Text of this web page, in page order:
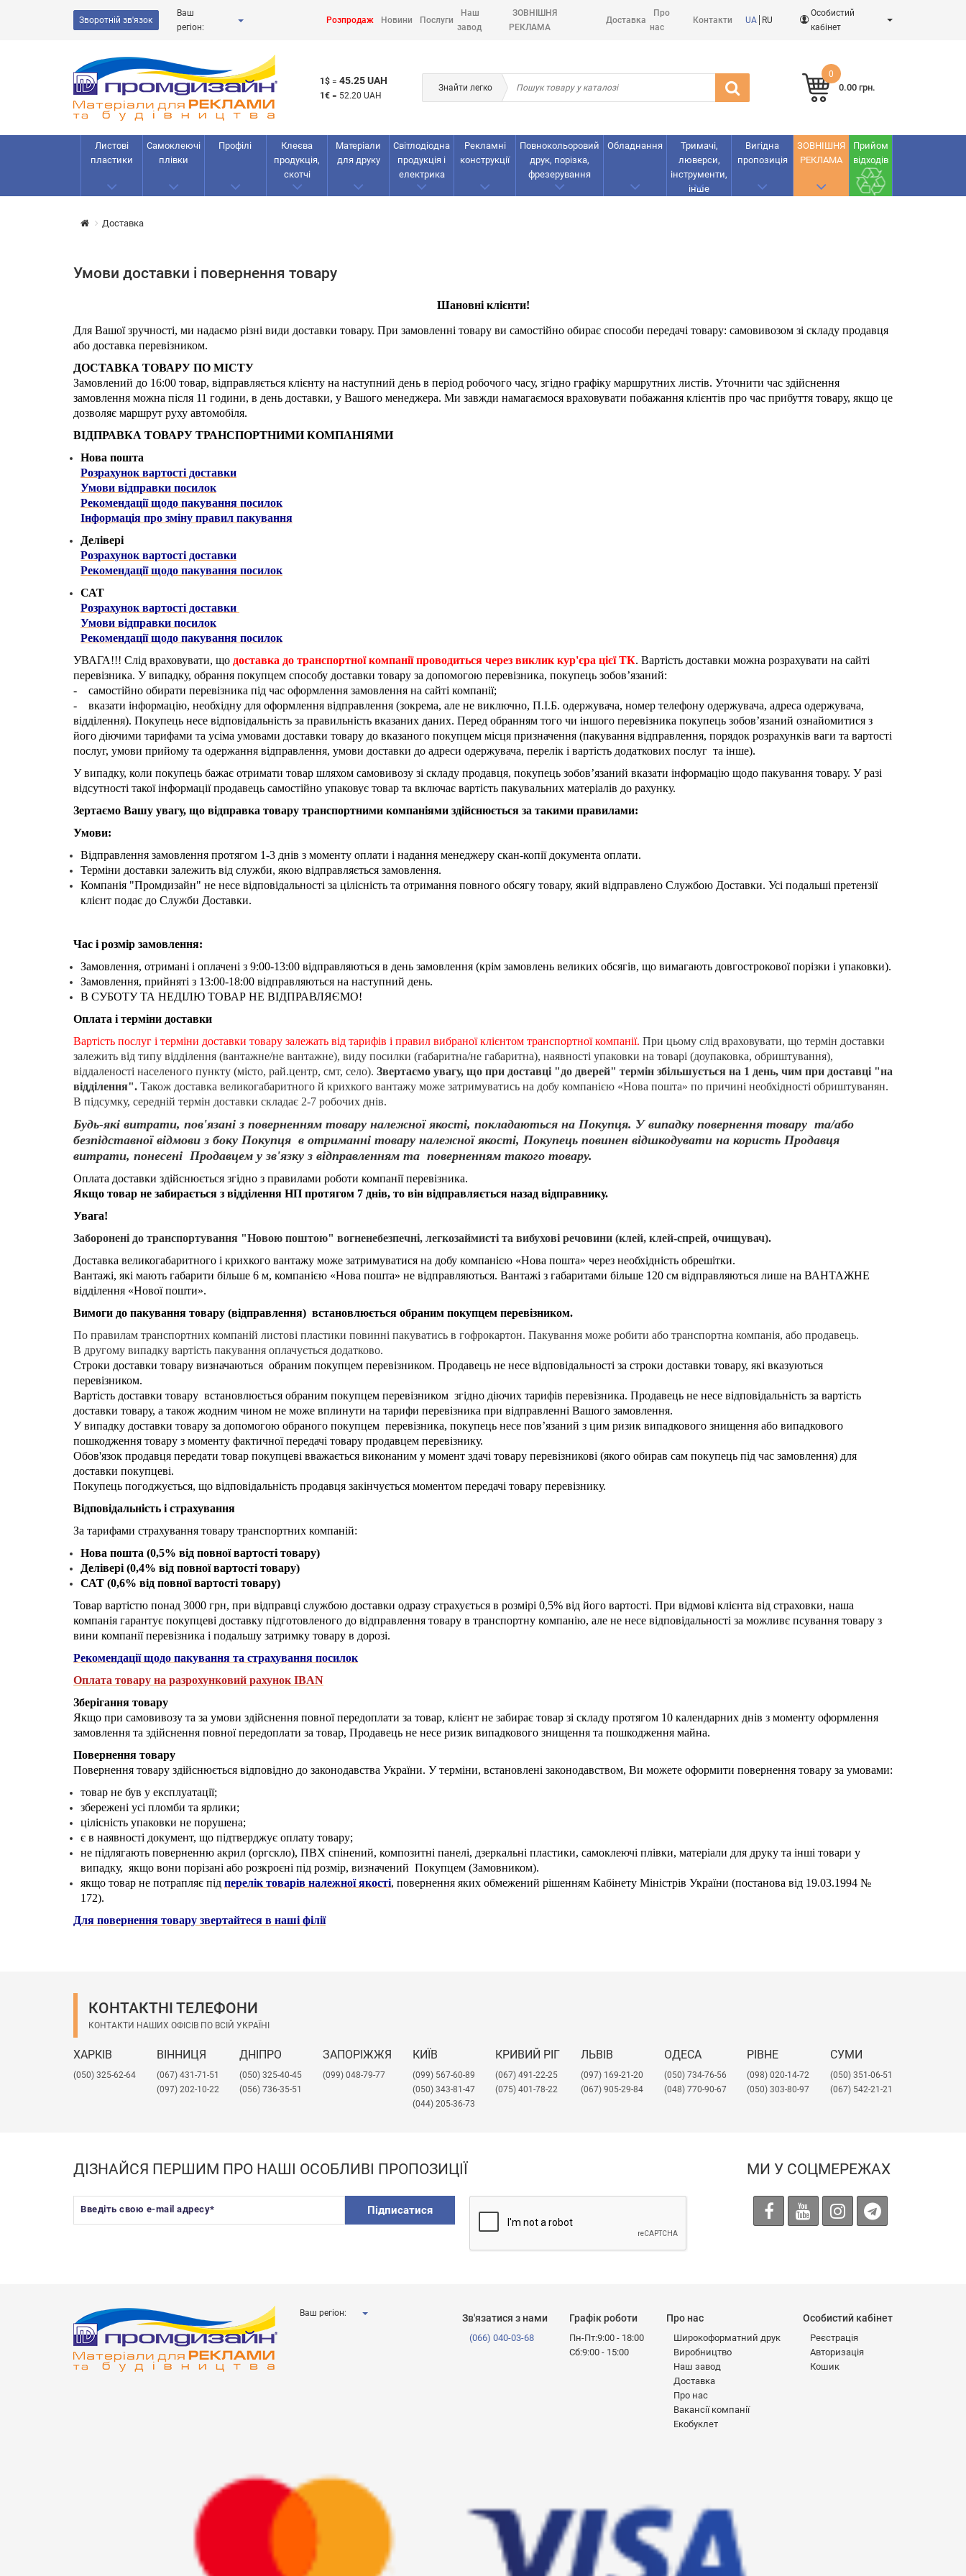
Зворотній зв'язок
Ваш
регіон:
Розпродаж Новини Послуги
Наш
завод
ЗОВНІШНЯ
РЕКЛАМА
Доставка
Про
нас
Контакти UA RU
Особистий
кабінет
1$= 45.25 UAH
1€= 52.20 UAH
Знайти легко
0
0.00 грн.
Листові
пластики
Самоклеючі
плівки
Профілі
Клеєва
продукція,
скотчі
Матеріали
для друку
Світлодіодна
продукція і
електрика
Рекламнi
конструкції
Повнокольоровий
друк, порізка,
фрезерування
Обладнання
Тримачі,
люверси,
інструменти,
інше
Вигідна
пропозиція
ЗОВНІШНЯ
РЕКЛАМА
Прийом
відходів
Доставка
Умови доставки і повернення товару
Шановні клієнти!
Для Вашої зручності, ми надаємо різні види доставки товару. При замовленні товару ви самостійно обирає способи передачі товару: самовивозом зі складу продавця
або доставка перевізником.
ДОСТАВКА ТОВАРУ ПО МІСТУ
Замовлений до 16:00 товар, відправляється клієнту на наступний день в період робочого часу, згідно графіку маршрутних листів. Уточнити час здійснення
замовлення можна після 11 години, в день доставки, у Вашого менеджера. Ми завжди намагаємося враховувати побажання клієнтів про час прибуття товару, якщо це
дозволяє маршрут руху автомобіля.
ВІДПРАВКА ТОВАРУ ТРАНСПОРТНИМИ КОМПАНІЯМИ
Нова пошта
Розрахунок вартості доставки
Умови відправки посилок
Рекомендації щодо пакування посилок
Інформація про зміну правил пакування
Делівері
Розрахунок вартості доставки
Рекомендації щодо пакування посилок
САТ
Розрахунок вартості доставки
Умови відправки посилок
Рекомендації щодо пакування посилок
УВАГА!!! Слід враховувати, що доставка до транспортної компанії проводиться через виклик кур'єра цієї ТК. Вартість доставки можна розрахувати на сайті
перевізника. У випадку, обрання покупцем способу доставки товару за допомогою перевізника, покупець зобов’язаний:
- самостійно обирати перевізника під час оформлення замовлення на сайті компанії;
- вказати інформацію, необхідну для оформлення відправлення (зокрема, але не виключно, П.І.Б. одержувача, номер телефону одержувача, адреса одержувача,
відділення). Покупець несе відповідальність за правильність вказаних даних. Перед обранням того чи іншого перевізника покупець зобов’язаний ознайомитися з
його діючими тарифами та усіма умовами доставки товару до вказаного покупцем місця призначення (пакування відправлення, порядок розрахунків ваги та вартості
послуг, умови прийому та одержання відправлення, умови доставки до адреси одержувача, перелік і вартість додаткових послуг та інше).
У випадку, коли покупець бажає отримати товар шляхом самовивозу зі складу продавця, покупець зобов’язаний вказати інформацію щодо пакування товару. У разі
відсутності такої інформації продавець самостійно упаковує товар та включає вартість пакувальних матеріалів до рахунку.
Зертаємо Вашу увагу, що відправка товару транспортними компаніями здійснюється за такими правилами:
Умови:
Відправлення замовлення протягом 1-3 днів з моменту оплати і надання менеджеру скан-копії документа оплати.
Терміни доставки залежить від служби, якою відправляється замовлення.
Компанія "Промдизайн" не несе відповідальності за цілісність та отримання повного обсягу товару, який відправлено Службою Доставки. Усі подальші претензії
клієнт подає до Служби Доставки.
Час і розмір замовлення:
Замовлення, отримані і оплачені з 9:00-13:00 відправляються в день замовлення (крім замовлень великих обсягів, що вимагають довгострокової порізки і упаковки).
Замовлення, прийняті з 13:00-18:00 відправляються на наступний день.
В СУБОТУ ТА НЕДІЛЮ ТОВАР НЕ ВІДПРАВЛЯЄМО!
Оплата і терміни доставки
Вартість послуг і терміни доставки товару залежать від тарифів і правил вибраної клієнтом транспортної компанії. При цьому слід враховувати, що термін доставки
залежить від типу відділення (вантажне/не вантажне), виду посилки (габаритна/не габаритна), наявності упаковки на товарі (доупаковка, обриштування),
віддаленості населеного пункту (місто, рай.центр, смт, село). Звертаємо увагу, що при доставці "до дверей" термін збільшується на 1 день, чим при доставці "на
відділення". Також доставка великогабаритного й крихкого вантажу може затримуватись на добу компанією «Нова пошта» по причині необхідності обриштуванян.
В підсумку, середній термін доставки складає 2-7 робочих днів.
Будь-які витрати, пов'язані з поверненням товару належної якості, покладаються на Покупця. У випадку повернення товару та/або
безпідставної відмови з боку Покупця в отриманні товару належної якості, Покупець повинен відшкодувати на користь Продавця
витрати, понесені Продавцем у зв'язку з відправленням та поверненням такого товару.
Оплата доставки здійснюється згідно з правилами роботи компанії перевізника.
Якщо товар не забирається з відділення НП протягом 7 днів, то він відправляється назад відправнику.
Увага!
Заборонені до транспортування "Новою поштою" вогненебезпечні, легкозаймисті та вибухові речовини (клей, клей-спрей, очищувач).
Доставка великогабаритного і крихкого вантажу може затримуватися на добу компанією «Нова пошта» через необхідність обрешітки.
Вантажі, які мають габарити більше 6 м, компанією «Нова пошта» не відправляються. Вантажі з габаритами більше 120 см відправляються лише на ВАНТАЖНЕ
відділення «Нової пошти».
Вимоги до пакування товару (відправлення) встановлюється обраним покупцем перевізником.
По правилам транспортних компаній листові пластики повинні пакуватись в гофрокартон. Пакування може робити або транспортна компанія, або продавець.
В другому випадку вартість пакування оплачується додатково.
Строки доставки товару визначаються обраним покупцем перевізником. Продавець не несе відповідальності за строки доставки товару, які вказуються
перевізником.
Вартість доставки товару встановлюється обраним покупцем перевізником згідно діючих тарифів перевізника. Продавець не несе відповідальність за вартість
доставки товару, а також жодним чином не може вплинути на тарифи перевізника при відправленні Вашого замовлення.
У випадку доставки товару за допомогою обраного покупцем перевізника, покупець несе повʼязаний з цим ризик випадкового знищення або випадкового
пошкодження товару з моменту фактичної передачі товару продавцем перевізнику.
Обов'язок продавця передати товар покупцеві вважається виконаним у момент здачі товару перевізникові (якого обирав сам покупець під час замовлення) для
доставки покупцеві.
Покупець погоджується, що відповідальність продавця закінчується моментом передачі товару перевізнику.
Відповідальність і страхування
За тарифами страхування товару транспортних компаній:
Нова пошта (0,5% від повної вартості товару)
Делівері (0,4% від повної вартості товару)
САТ (0,6% від повної вартості товару)
Товар вартістю понад 3000 грн, при відправці службою доставки одразу страхується в розмірі 0,5% від його вартості. При відмові клієнта від страховки, наша
компанія гарантує покупцеві доставку підготовленого до відправлення товару в транспортну компанію, але не несе відповідальності за можливє псування товару з
вини компанії перевізника і подальшу затримку товару в дорозі.
Рекомендації щодо пакування та страхування посилок
Оплата товару на разрохунковий рахунок IBAN
Зберігання товару
Якщо при самовивозу та за умови здійснення повної передоплати за товар, клієнт не забирає товар зі складу протягом 10 календарних днів з моменту оформлення
замовлення та здійснення повної передоплати за товар, Продавець не несе ризик випадкового знищення та пошкодження майна.
Повернення товару
Повернення товару здійснюється відповідно до законодавства України. У терміни, встановлені законодавством, Ви можете оформити повернення товару за умовами:
товар не був у експлуатації;
збережені усі пломби та ярлики;
цілісність упаковки не порушена;
є в наявності документ, що підтверджує оплату товару;
не підлягають поверненню акрил (оргскло), ПВХ спінений, композитні панелі, дзеркальні пластики, самоклеючі плівки, матеріали для друку та інші товари у
випадку, якщо вони порізані або розкроєні під розмір, визначений Покупцем (Замовником).
якщо товар не потрапляє під перелік товарів належної якості, повернення яких обмежений рішенням Кабінету Міністрів України (постанова від 19.03.1994 №
172).
Для повернення товару звертайтеся в наші філії
КОНТАКТНІ ТЕЛЕФОНИ
КОНТАКТИ НАШИХ ОФІСІВ ПО ВСІЙ УКРАЇНІ
ХАРКІВ
(050) 325-62-64
ВІННИЦЯ
(067) 431-71-51
(097) 202-10-22
ДНІПРО
(050) 325-40-45
(056) 736-35-51
ЗАПОРІЖЖЯ
(099) 048-79-77
КИЇВ
(099) 567-60-89
(050) 343-81-47
(044) 205-36-73
КРИВИЙ РІГ
(067) 491-22-25
(075) 401-78-22
ЛЬВІВ
​(097) 169-21-20
(067) 905-29-84
ОДЕСА
(050) 734-76-56
(048) 770-90-67
РІВНЕ
(098) 020-14-72
(050) 303-80-97
СУМИ
(050) 351-06-51
(067) 542-21-21
ДІЗНАЙСЯ ПЕРШИМ ПРО НАШІ ОСОБЛИВІ ПРОПОЗИЦІЇ
Введіть свою e-mail адресу* Підписатися
МИ У СОЦМЕРЕЖАХ
Ваш регіон: Зв'язатися з нами
(066) 040-03-68
Графік роботи
Пн-Пт:9:00 - 18:00
Сб:9:00 - 15:00
Про нас
Широкоформатний друк
Виробництво
Наш завод
Доставка
Про нас
Вакансії компанії
Екобуклет
Особистий кабінет
Реєстрація
Авторизація
Кошик